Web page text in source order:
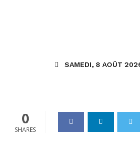
SAMEDI, 8 AOÛT
Dynamics_365 11 Juin 2019 0
0
SHARES